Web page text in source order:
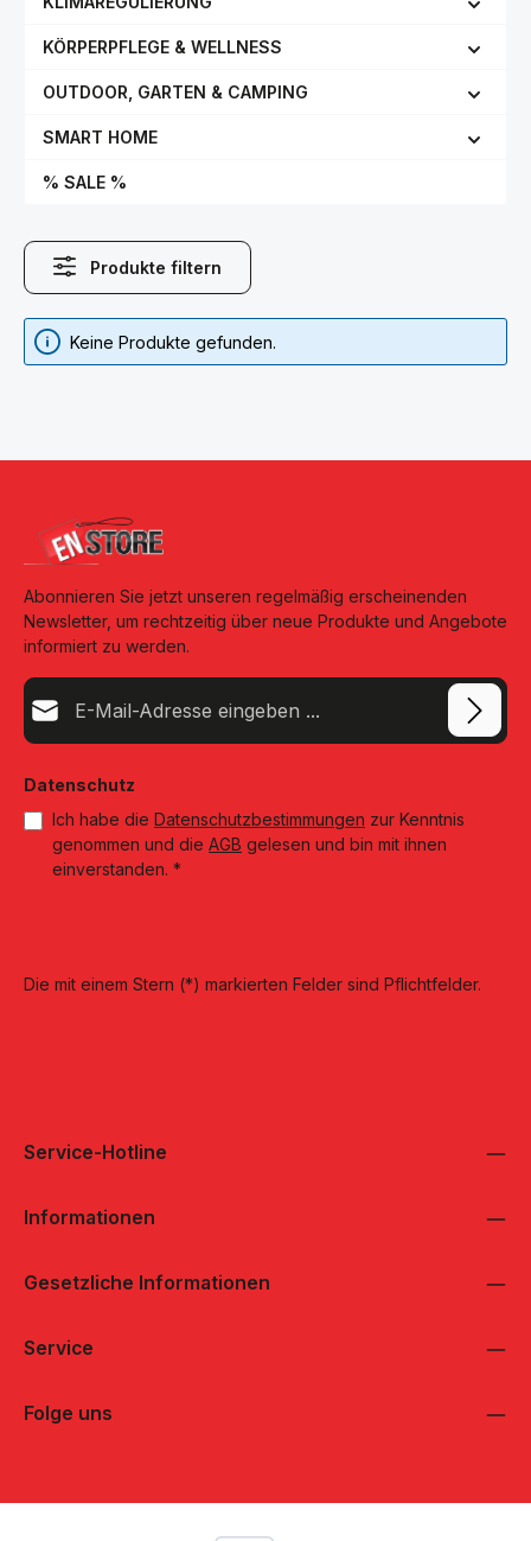
KÖRPERPFLEGE & WELLNESS
OUTDOOR, GARTEN & CAMPING
SMART HOME
% SALE %
Produkte filtern
Keine Produkte gefunden.
Abonnieren Sie jetzt unseren regelmäßig erscheinenden
Newsletter, um rechtzeitig über neue Produkte und Angebote
informiert zu werden.
E-Mail-Adresse*
Datenschutz
Ich habe die Datenschutzbestimmungen zur Kenntnis
genommen und die AGB gelesen und bin mit ihnen
einverstanden. *
Die mit einem Stern (*) markierten Felder sind Pflichtfelder.
Service-Hotline
Informationen
Gesetzliche Informationen
Service
Folge uns